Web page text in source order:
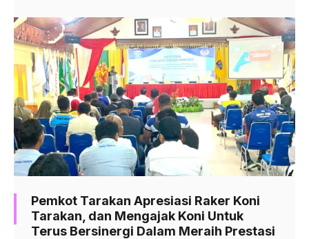
Pemkot Tarakan Apresiasi Raker Koni
Tarakan, dan Mengajak Koni Untuk
Terus Bersinergi Dalam Meraih Prestasi